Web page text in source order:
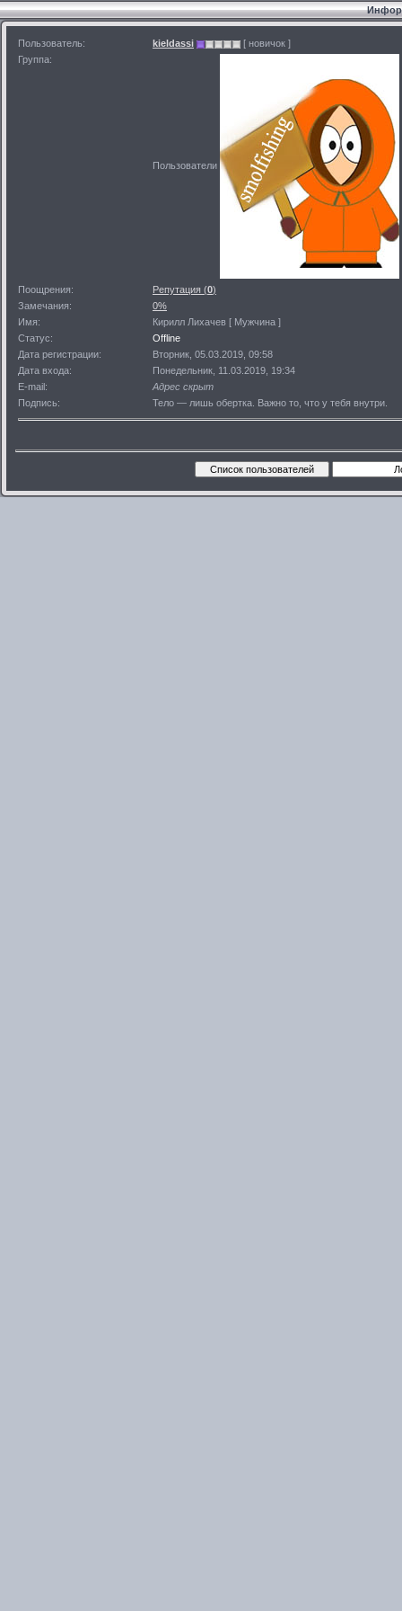
Пользователь: kieldassi
[ новичок ]
Группа:
Пользователи
Поощрения: Репутация (0)
Замечания:
0%
Имя:
Кирилл Лихачев [ Мужчина ]
Статус:
Offline
Дата регистрации:
Вторник, 05.03.2019, 09:58
Дата входа:
Понедельник, 11.03.2019, 19:34
E-mail:
Адрес скрыт
Подпись:
Тело — лишь обертка. Важно то, что у тебя внутри.